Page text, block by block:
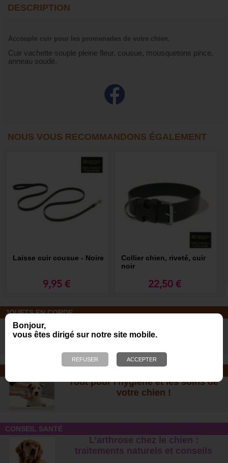
Bonjour,
vous êtes dirigé sur notre site mobile.
DESCRIPTION
Accouple cuir pour les promenades de votre chien.
Cuir vachette souple pleine fleur, cousue, mousquetons pince,
anneau soudé.
NOUS VOUS RECOMMANDONS ÉGALEMENT
Laisse cuir cousue - Noire
9,95 €
Collier chien, riveté, cuir
noir
22,50 €
JOUETS EN CORDE
des heures de jeux avec votre chien
Tout pour l'hygiène et les soins de
votre chien !
CONSEIL SANTÉ
L’arthrose chez le chien :
traitements naturels et conseils